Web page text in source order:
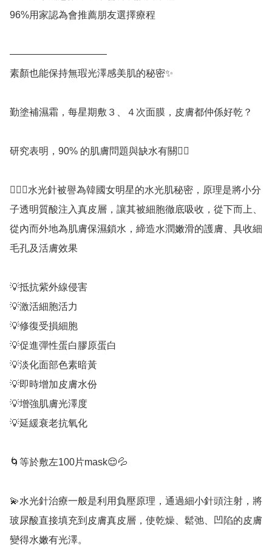
96%用家認為會推薦朋友選擇療程
——————————
素顏也能保持無瑕光澤感美肌的秘密✨
勤塗補濕霜，每星期敷３、４次面膜，皮膚都仲係好乾？
研究表明，90% 的肌膚問題與缺水有關😵‍💫
🙆🏻‍♀️水光針被譽為韓國女明星的水光肌秘密，原理是將小分
子透明質酸注入真皮層，讓其被細胞徹底吸收，從下而上、
從內而外地為肌膚保濕鎖水，締造水潤嫩滑的護膚、具收細
毛孔及活膚效果
💡抵抗紫外線侵害
💡激活細胞活力
💡修復受損細胞
💡促進彈性蛋白膠原蛋白
💡淡化面部色素暗黃
💡即時增加皮膚水份
💡增強肌膚光澤度
💡延緩衰老抗氧化
🌀等於敷左100片mask😌💦
💫水光針治療一般是利用負壓原理，通過細小針頭注射，將
玻尿酸直接填充到皮膚真皮層，使乾燥、鬆弛、凹陷的皮膚
變得水嫩有光澤。